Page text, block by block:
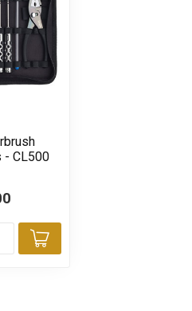
- CL500
Toevoegen aan